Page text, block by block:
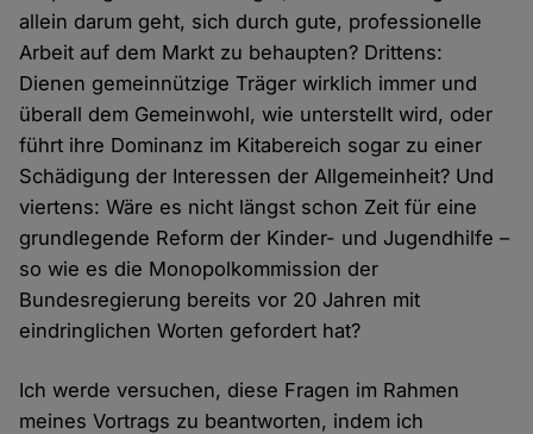
allein darum geht, sich durch gute, professionelle
Arbeit auf dem Markt zu behaupten? Drittens:
Dienen gemeinnützige Träger wirklich immer und
überall dem Gemeinwohl, wie unterstellt wird, oder
führt ihre Dominanz im Kitabereich sogar zu einer
Schädigung der Interessen der Allgemeinheit? Und
viertens: Wäre es nicht längst schon Zeit für eine
grundlegende Reform der Kinder- und Jugendhilfe –
so wie es die Monopolkommission der
Bundesregierung bereits vor 20 Jahren mit
eindringlichen Worten gefordert hat?
Ich werde versuchen, diese Fragen im Rahmen
meines Vortrags zu beantworten, indem ich